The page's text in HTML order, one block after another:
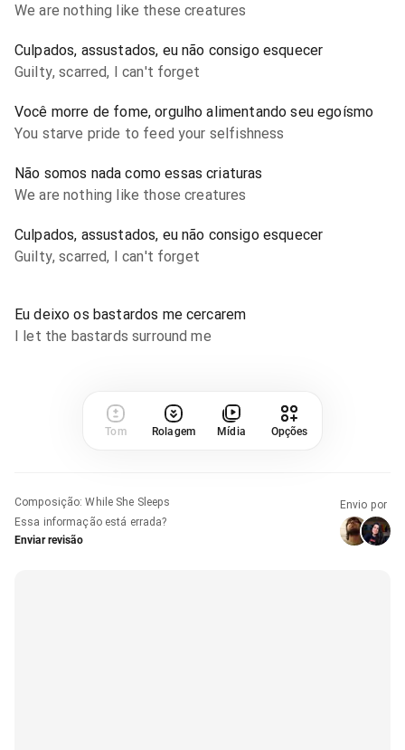
We are nothing like these creatures
Culpados, assustados, eu não consigo esquecer
Guilty, scarred, I can't forget
Você morre de fome, orgulho alimentando seu egoísmo
You starve pride to feed your selfishness
Não somos nada como essas criaturas
We are nothing like those creatures
Culpados, assustados, eu não consigo esquecer
Guilty, scarred, I can't forget
Eu deixo os bastardos me cercarem
I let the bastards surround me
Tom Rolagem Mídia Opções
Composição:While She Sleeps
Essa informação está errada?
Enviar revisão
Envio por